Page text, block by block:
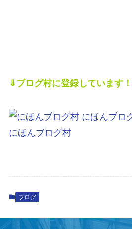
⇓ブログ村に登録しています！
にほんブログ村
ブログ